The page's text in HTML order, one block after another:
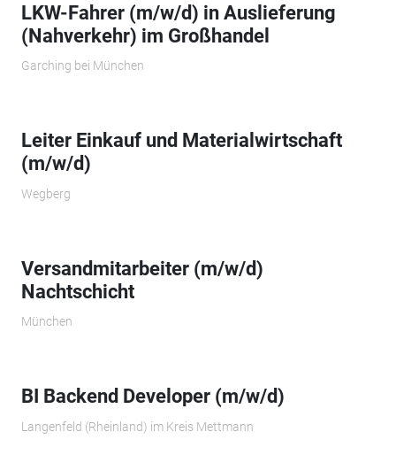
LKW-Fahrer (m/w/d) in Auslieferung
(Nahverkehr) im Großhandel
Garching bei München
Leiter Einkauf und Materialwirtschaft
(m/w/d)
Wegberg
Versandmitarbeiter (m/w/d)
Nachtschicht
München
BI Backend Developer (m/w/d)
Langenfeld (Rheinland) im Kreis Mettmann